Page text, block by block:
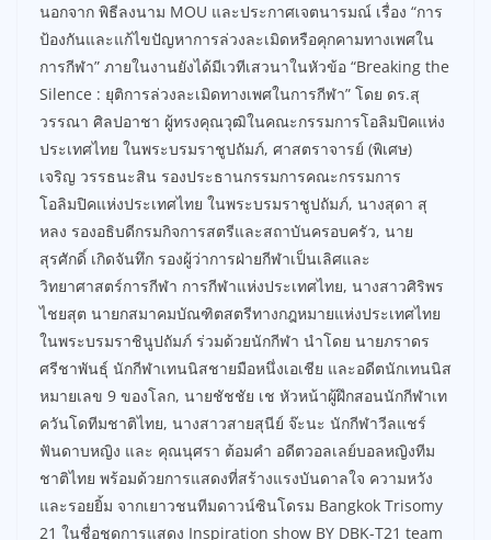
นอกจาก พิธีลงนาม MOU และประกาศเจตนารมณ์ เรื่อง “การ
ป้องกันและแก้ไขปัญหาการล่วงละเมิดหรือคุกคามทางเพศใน
การกีฬา” ภายในงานยังได้มีเวทีเสวนาในหัวข้อ “Breaking the
Silence : ยุติการล่วงละเมิดทางเพศในการกีฬา” โดย ดร.สุ
วรรณา ศิลปอาชา ผู้ทรงคุณวุฒิในคณะกรรมการโอลิมปิคแห่ง
ประเทศไทย ในพระบรมราชูปถัมภ์, ศาสตราจารย์ (พิเศษ)
เจริญ วรรธนะสิน รองประธานกรรมการคณะกรรมการ
โอลิมปิคแห่งประเทศไทย ในพระบรมราชูปถัมภ์, นางสุดา สุ
หลง รองอธิบดีกรมกิจการสตรีและสถาบันครอบครัว, นาย
สุรศักดิ์ เกิดจันทึก รองผู้ว่าการฝ่ายกีฬาเป็นเลิศและ
วิทยาศาสตร์การกีฬา การกีฬาแห่งประเทศไทย, นางสาวศิริพร
ไชยสุต นายกสมาคมบัณฑิตสตรีทางกฎหมายแห่งประเทศไทย
ในพระบรมราชินูปถัมภ์ ร่วมด้วยนักกีฬา นำโดย นายภราดร
ศรีชาพันธุ์ นักกีฬาเทนนิสชายมือหนึ่งเอเชีย และอดีตนักเทนนิส
หมายเลข 9 ของโลก, นายชัชชัย เช หัวหน้าผู้ฝึกสอนนักกีฬาเท
ควันโดทีมชาติไทย, นางสาวสายสุนีย์ จ๊ะนะ นักกีฬาวีลแชร์
ฟันดาบหญิง และ คุณนุศรา ต้อมคำ อดีตวอลเลย์บอลหญิงทีม
ชาติไทย พร้อมด้วยการแสดงที่สร้างแรงบันดาลใจ ความหวัง
และรอยยิ้ม จากเยาวชนทีมดาวน์ซินโดรม Bangkok Trisomy
21 ในชื่อชุดการแสดง Inspiration show BY DBK-T21 team